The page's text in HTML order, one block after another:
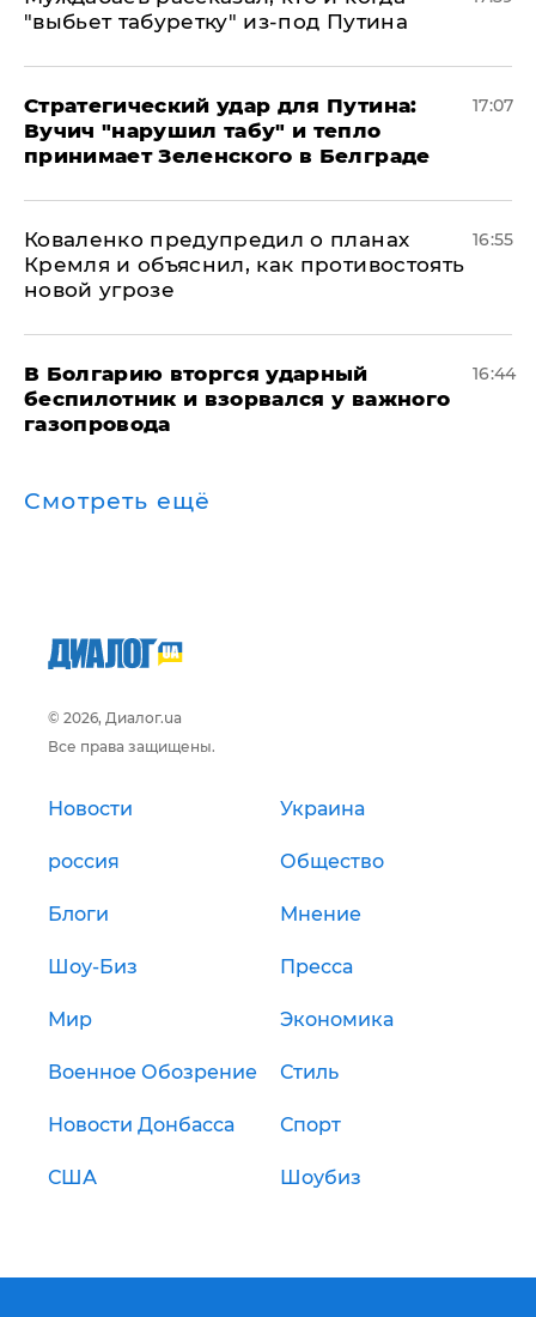
"выбьет табуретку" из-под Путина
Стратегический удар для Путина:
Вучич "нарушил табу" и тепло
принимает Зеленского в Белграде
17:07
Коваленко предупредил о планах
Кремля и объяснил, как противостоять
новой угрозе
16:55
В Болгарию вторгся ударный
беспилотник и взорвался у важного
газопровода
16:44
Смотреть ещё
© 2026, Диалог.ua
Все права защищены.
Новости Украина
россия Общество
Блоги Мнение
Шоу-Биз Пресса
Мир Экономика
Военное Обозрение Стиль
Новости Донбасса Спорт
США Шоубиз